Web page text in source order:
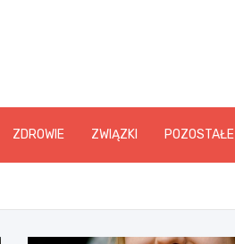
ZDROWIE ZWIĄZKI POZOSTAŁE